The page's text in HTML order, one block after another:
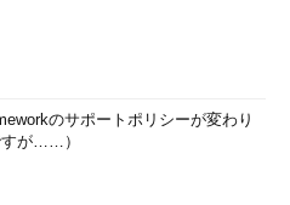
のサポートポリシーが変わり
すが……）